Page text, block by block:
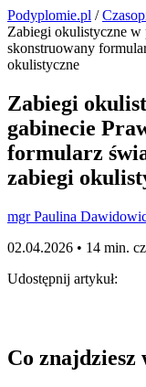
Podyplomie.pl /
Zabiegi okulistyczne w
skonstruowany
okulistyczne
Zabiegi
gabinecie
formularz
zabiegi
mgr Paulina
02.04.2026 • 14 min.
Udostępnij artykuł:
Co